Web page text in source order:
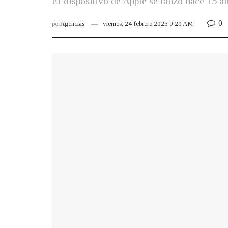
porAgencias viernes, 24 febrero 2023 9:29 AM 0